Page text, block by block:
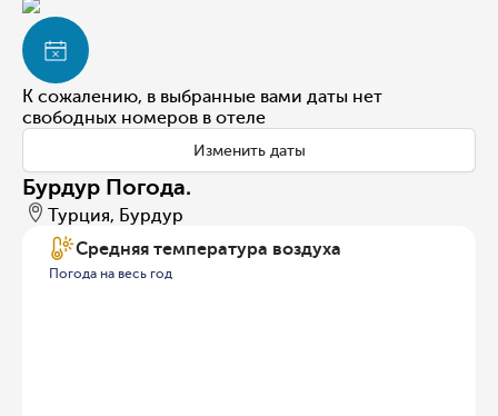
К сожалению, в выбранные вами даты нет
свободных номеров в отеле
Изменить даты
Бурдур Погода.
Турция, Бурдур
Средняя температура воздуха
Погода на весь год